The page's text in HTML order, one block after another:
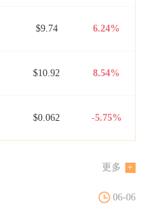
$9.74 6.24%
$10.92 8.54%
$0.062 -5.75%
更多
06-06